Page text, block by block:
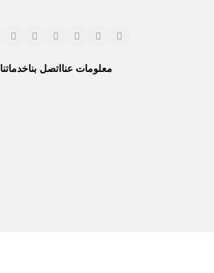
معلومات عنا اتصل بناخدماتنا